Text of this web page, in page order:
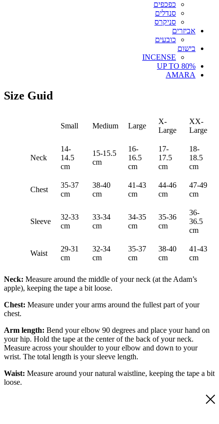
כפכפים
סנדלים
סניקרס
אביזרים
כובעים
בישום
INCENSE
UP TO 80%
AMARA
Size Guid
Small Medium Large
X-
Large
XX-
Large
Neck
14-
14.5
cm
15-15.5
cm
16-
16.5
cm
17-
17.5
cm
18-
18.5
cm
Chest
35-37
cm
38-40
cm
41-43
cm
44-46
cm
47-49
cm
Sleeve
32-33
cm
33-34
cm
34-35
cm
35-36
cm
36-
36.5
cm
Waist
29-31
cm
32-34
cm
35-37
cm
38-40
cm
41-43
cm
Neck: Measure around the middle of your neck (at the Adam’s
apple), keeping the tape a bit loose.
Chest: Measure under your arms around the fullest part of your
chest.
Arm length: Bend your elbow 90 degrees and place your hand on
your hip. Hold the tape at the center of the back of your neck.
Measure across your shoulder to your elbow and down to your
wrist. The total length is your sleeve length.
Waist: Measure around your natural waistline, keeping the tape a bit
loose.